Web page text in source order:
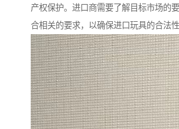
产权保护。进口商需要了解目标市场的
合相关的要求，以确保进口玩具的合法性